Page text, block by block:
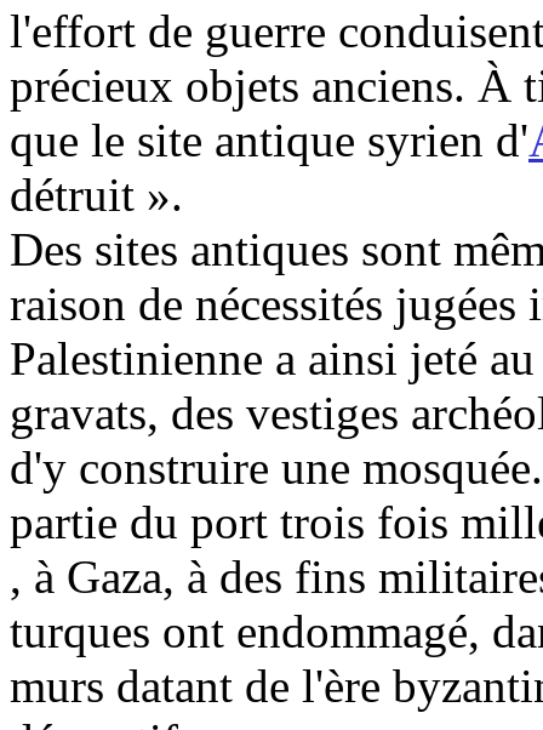
l'effort de guerre
précieux objets anciens. À
que le site antique syrien d'
détruit ».
Des sites antiques sont
raison de nécessités
Palestinienne a ainsi jeté
gravats, des vestiges
d'y construire une
partie du port trois fois
, à Gaza, à des fins
turques ont endommagé,
murs datant de l'ère